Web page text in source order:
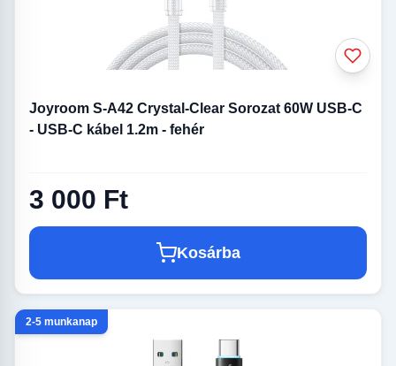
Joyroom S-A42 Crystal-Clear Sorozat 60W USB-C
- USB-C kábel 1.2m - fehér
3 000 Ft
Kosárba
2-5 munkanap